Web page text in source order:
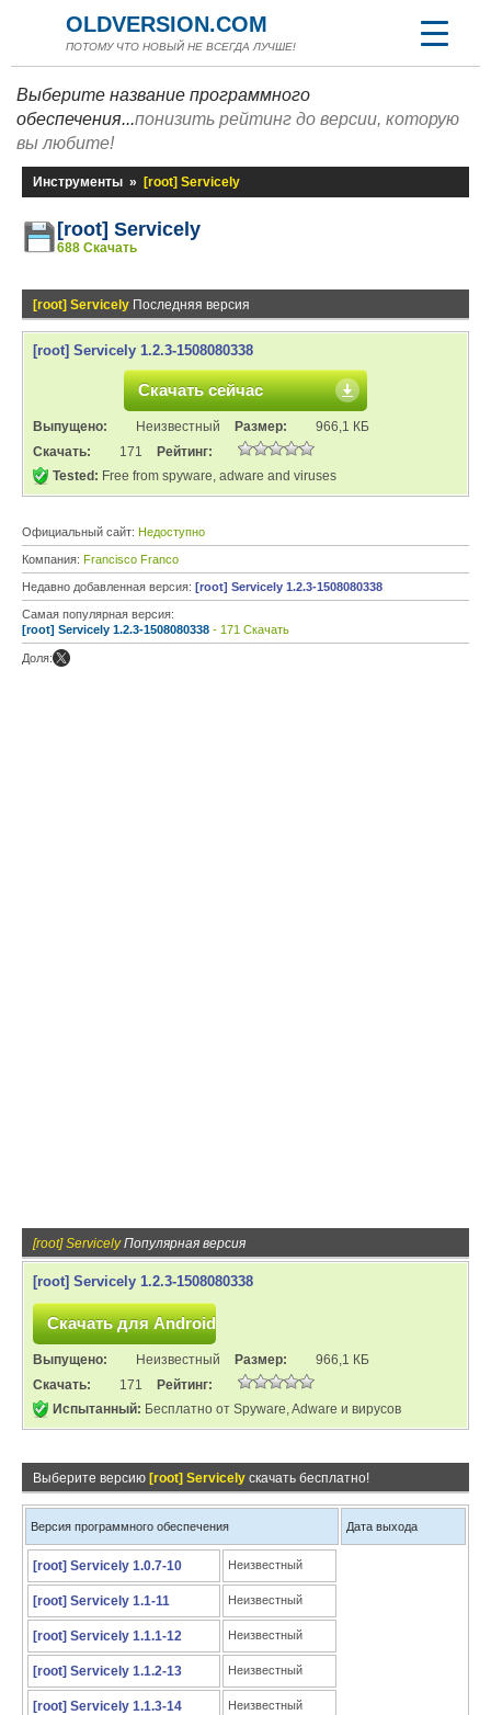
OLDVERSION.COM
ПОТОМУ ЧТО НОВЫЙ НЕ ВСЕГДА ЛУЧШЕ!
Выберите название программного
обеспечения...понизить рейтинг до версии, которую
вы любите!
Инструменты » [root] Servicely
[root] Servicely
688 Скачать
[root] Servicely Последняя версия
[root] Servicely 1.2.3-1508080338
Скачать сейчас
Выпущено: Неизвестный Размер:
966,1 КБ
Скачать:
171
Рейтинг:
Tested: Free from spyware, adware and viruses
Официальный сайт: Недоступно
Компания: Francisco Franco
Недавно добавленная версия: [root] Servicely 1.2.3-1508080338
Самая популярная версия:
[root] Servicely 1.2.3-1508080338 - 171 Скачать
Доля:
[root] ServicelyПопулярная версия
[root] Servicely 1.2.3-1508080338
Выпущено: Неизвестный Размер:
966,1 КБ
Скачать:
171
Рейтинг:
Испытанный: Бесплатно от Spyware, Adware и вирусов
Выберите версию [root] Servicely скачать бесплатно!
Версия программного обеспечения Дата выхода
[root] Servicely 1.0.7-10 Неизвестный
[root] Servicely 1.1-11 Неизвестный
[root] Servicely 1.1.1-12 Неизвестный
[root] Servicely 1.1.2-13 Неизвестный
[root] Servicely 1.1.3-14 Неизвестный